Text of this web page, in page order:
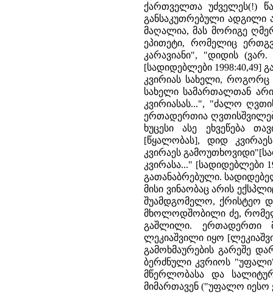
ქართველთა უძველეს(!)
განსაკუთრებული ადგილი
მაღალია, მას მორიგე
ეპითეტი, რომელიც
კარავიანი", "დიდის
[სადიდებლები 1998:40,49]
კვირიას სახელი, როგორც
სახელი სამართალთან
კვირიასას...", "ძალო
ერთადერთია
ხუცესი ასე ეხვეწება
[წყალობას], დიდ
კვირაეს
კვირასა..." [სადიდებლები
გათანაბრებული.
მისი ვინაობაც არის
შუამდგომელო, ქრისტეო
მხოლოდშობილი ძე,
გაშლილი. ერთადერთი
ლეკიაშვილი იყო
გამოხმაურების გარეშე
ბერძნული კჳრიოს
მწერლობასა და
მიმართავენ ("უფალო იესო